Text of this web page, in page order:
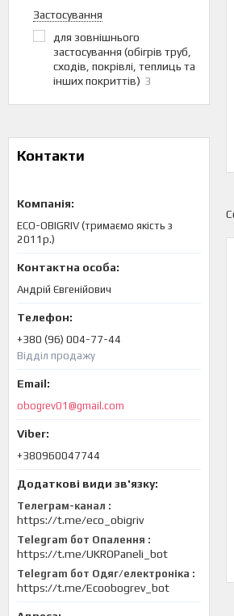
Застосування
для зовнішнього
застосування (обігрів труб,
сходів, покрівлі, теплиць та
інших покриттів) 3
Контакти
ECO-OBIGRIV (тримаємо якість з
2011р.)
Андрій Євгенійович
+380 (96) 004-77-44
Відділ продажу
obogrev01@gmail.com
+380960047744
Телеграм-канал
https://t.me/eco_obigriv
Telegram бот Опалення
https://t.me/UKROPaneli_bot
Telegram бот Одяг/електроніка
https://t.me/Ecoobogrev_bot